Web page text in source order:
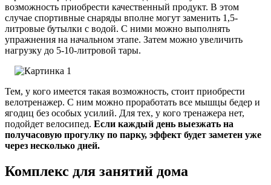
возможность приобрести качественный продукт. В этом
случае спортивные снаряды вполне могут заменить 1,5-
литровые бутылки с водой. С ними можно выполнять
упражнения на начальном этапе. Затем можно увеличить
нагрузку до 5-10-литровой тары.
Тем, у кого имеется такая возможность, стоит приобрести
велотренажер. С ним можно проработать все мышцы бедер и
ягодиц без особых усилий. Для тех, у кого тренажера нет,
подойдет велосипед. Если каждый день выезжать на
получасовую прогулку по парку, эффект будет заметен уже
через несколько дней.
Комплекс для занятий дома